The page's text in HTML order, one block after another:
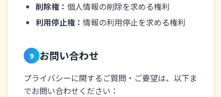
削除権： 個人情報の削除を求める権利
利用停止権： 情報の利用停止を求める権利
9 お問い合わせ
プライバシーに関するご質問・ご要望は、以下ま
でお問い合わせください：